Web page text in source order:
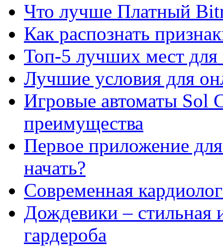
Что лучше Платный
Как распознать
Топ-5 лучших мест для
Лучшие условия для
Игровые автоматы Sol
преимущества
Первое приложение
начать?
Современная
Дождевики – стильная
гардероба